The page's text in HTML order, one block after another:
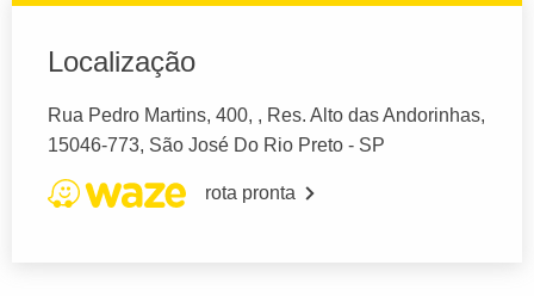
Localização
Rua Pedro Martins, 400, , Res. Alto das Andorinhas,
15046-773, São José Do Rio Preto - SP
rota pronta